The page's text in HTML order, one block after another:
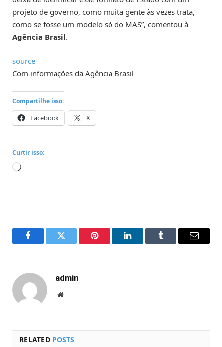
projeto de governo, como muita gente às vezes trata,
como se fosse um modelo só do MAS”, comentou à
Agência Brasil.
source
Com informações da Agência Brasil
Compartilhe isso:
Facebook X
Curtir isso:
Carregando...
FacebookTwitter Pinterest LinkedInTumblr Email
admin
Website
RELATED POSTS